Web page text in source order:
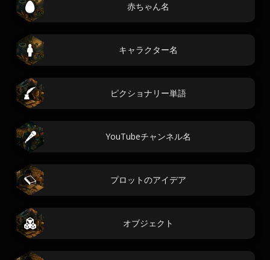
赤ちゃん名
キャラクター名
ピクショナリー単語
YouTubeチャンネル名
プロットのアイデア
オブジェクト